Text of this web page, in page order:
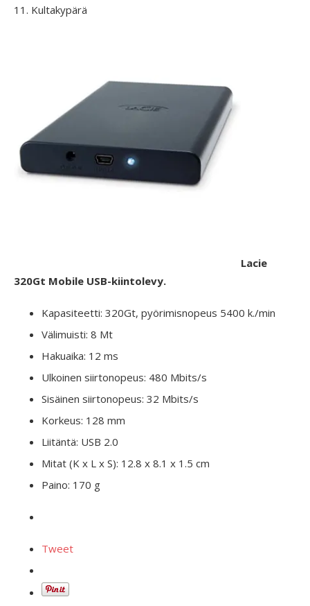
11. Kultakypärä
Lacie
320Gt Mobile USB-kiintolevy.
Kapasiteetti: 320Gt, pyörimisnopeus 5400 k./min
Välimuisti: 8 Mt
Hakuaika: 12 ms
Ulkoinen siirtonopeus: 480 Mbits/s
Sisäinen siirtonopeus: 32 Mbits/s
Korkeus: 128 mm
Liitäntä: USB 2.0
Mitat (K x L x S): 12.8 x 8.1 x 1.5 cm
Paino: 170 g
Tweet